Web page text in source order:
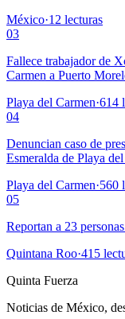
México·12 lecturas
03
Fallece trabajador de
Carmen a Puerto
Playa del Carmen·614
04
Denuncian caso de
Esmeralda de Playa
Playa del Carmen·560
05
Reportan a 23
Quintana Roo·415
Quinta Fuerza
Noticias de México,